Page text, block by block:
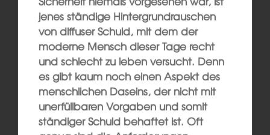
jenes ständige Hintergrundrauschen
von diffuser Schuld, mit dem der
moderne Mensch dieser Tage recht
und schlecht zu leben versucht. Denn
es gibt kaum noch einen Aspekt des
menschlichen Daseins, der nicht mit
unerfüllbaren Vorgaben und somit
ständiger Schuld behaftet ist. Oft